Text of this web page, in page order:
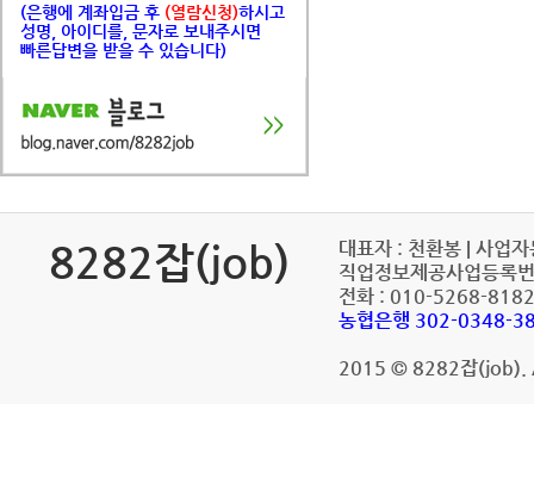
(은행에 계좌입금 후 (열람신청)하시고
성명, 아이디를, 문자로 보내주시면
빠른답변을 받을 수 있습니다)
8282잡(job) 대표자 : 천환봉 | 사업
직업정보제공사업등록
전화 : 010-5268-
농협은행 302-0348-
2015 © 8282잡(job).